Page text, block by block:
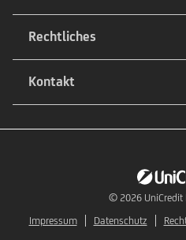
Rechtliches
Kontakt
© 2026 UniCredit
Impressum
Datenschutz